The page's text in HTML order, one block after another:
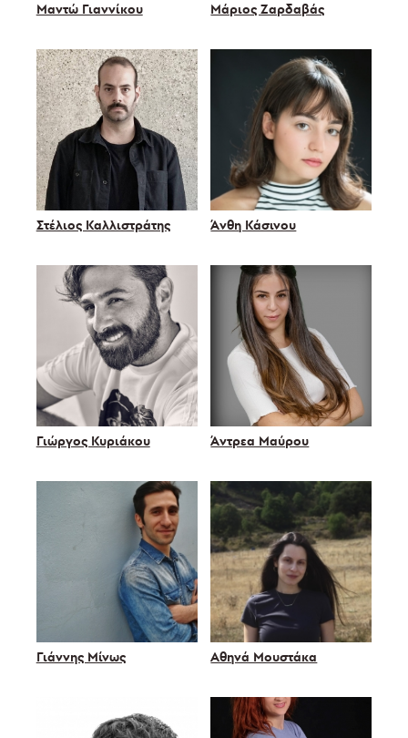
Μαντώ Γιαννίκου Μάριος Ζαρδαβάς
Στέλιος Καλλιστράτης Άνθη Κάσινου
Γιώργος Κυριάκου Άντρεα Μαύρου
Γιάννης Μίνως Αθηνά Μουστάκα